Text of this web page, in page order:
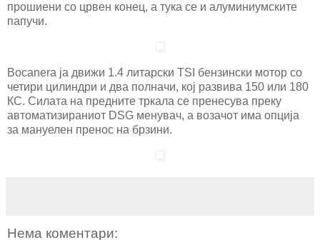
прошиени со црвен конец, а тука се и алуминиумските
папучи.
Bocanera ја движи 1.4 литарски TSI бензински мотор со
четири цилиндри и два полначи, кој развива 150 или 180
КС. Силата на предните тркала се пренесува преку
автоматизираниот DSG менувач, а возачот има опција
за мануелен пренос на брзини.
Нема коментари: